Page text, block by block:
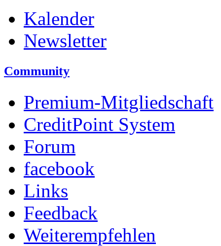
Kalender
Newsletter
Community
Premium-Mitgliedschaft
CreditPoint System
Forum
facebook
Links
Feedback
Weiterempfehlen